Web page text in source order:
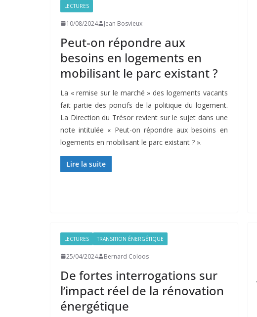
LECTURES
10/08/2024 Jean Bosvieux
Peut-on répondre aux
besoins en logements en
mobilisant le parc existant ?
La « remise sur le marché » des logements vacants
fait partie des poncifs de la politique du logement.
La Direction du Trésor revient sur le sujet dans une
note intitulée « Peut-on répondre aux besoins en
logements en mobilisant le parc existant ? ».
Lire la suite
LECTURES TRANSITION ÉNERGÉTIQUE
25/04/2024 Bernard Coloos
De fortes interrogations sur
l’impact réel de la rénovation
énergétique